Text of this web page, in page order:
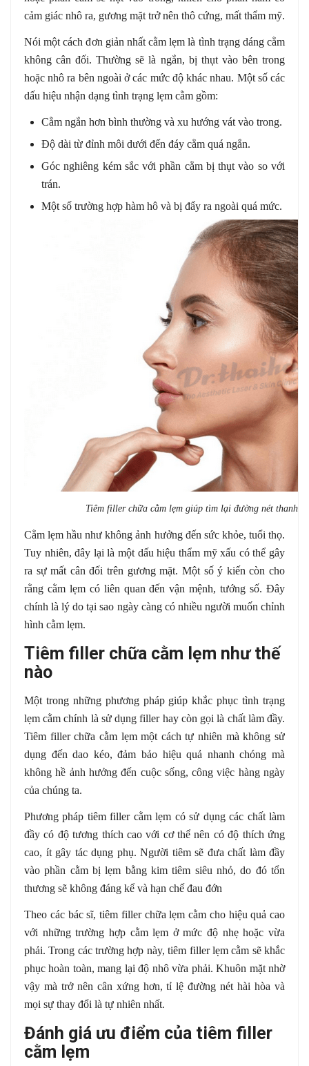
cảm giác nhô ra, gương mặt trở nên thô cứng, mất thẩm mỹ.
Nói một cách đơn giản nhất cằm lẹm là tình trạng dáng cằm
không cân đối. Thường sẽ là ngắn, bị thụt vào bên trong
hoặc nhô ra bên ngoài ở các mức độ khác nhau. Một số các
dấu hiệu nhận dạng tình trạng lẹm cằm gồm:
Cằm ngắn hơn bình thường và xu hướng vát vào trong.
Độ dài từ đỉnh môi dưới đến đáy cằm quá ngắn.
Góc nghiêng kém sắc với phần cằm bị thụt vào so với
trán.
Một số trường hợp hàm hô và bị đẩy ra ngoài quá mức.
Tiêm filler chữa cằm lẹm giúp tìm lại đường nét thanh
Cằm lẹm hầu như không ảnh hưởng đến sức khỏe, tuổi thọ.
Tuy nhiên, đây lại là một dấu hiệu thẩm mỹ xấu có thể gây
ra sự mất cân đối trên gương mặt. Một số ý kiến còn cho
rằng cằm lẹm có liên quan đến vận mệnh, tướng số. Đây
chính là lý do tại sao ngày càng có nhiều người muốn chỉnh
hình cằm lẹm.
Tiêm filler chữa cằm lẹm như thế
nào
Một trong những phương pháp giúp khắc phục tình trạng
lẹm cằm chính là sử dụng filler hay còn gọi là chất làm đầy.
Tiêm filler chữa cằm lẹm một cách tự nhiên mà không sử
dụng đến dao kéo, đảm bảo hiệu quả nhanh chóng mà
không hề ảnh hưởng đến cuộc sống, công việc hàng ngày
của chúng ta.
Phương pháp tiêm filler cằm lẹm có sử dụng các chất làm
đầy có độ tương thích cao với cơ thể nên có độ thích ứng
cao, ít gây tác dụng phụ. Người tiêm sẽ đưa chất làm đầy
vào phần cằm bị lẹm bằng kim tiêm siêu nhỏ, do đó tổn
thương sẽ không đáng kể và hạn chế đau đớn
Theo các bác sĩ, tiêm filler chữa lẹm cằm cho hiệu quả cao
với những trường hợp cằm lẹm ở mức độ nhẹ hoặc vừa
phải. Trong các trường hợp này, tiêm filler lẹm cằm sẽ khắc
phục hoàn toàn, mang lại độ nhô vừa phải. Khuôn mặt nhờ
vậy mà trở nên cân xứng hơn, tỉ lệ đường nét hài hòa và
mọi sự thay đổi là tự nhiên nhất.
Đánh giá ưu điểm của tiêm filler
cằm lẹm